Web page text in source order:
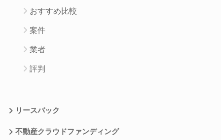
おすすめ比較
案件
業者
評判
リースバック
不動産クラウドファンディング